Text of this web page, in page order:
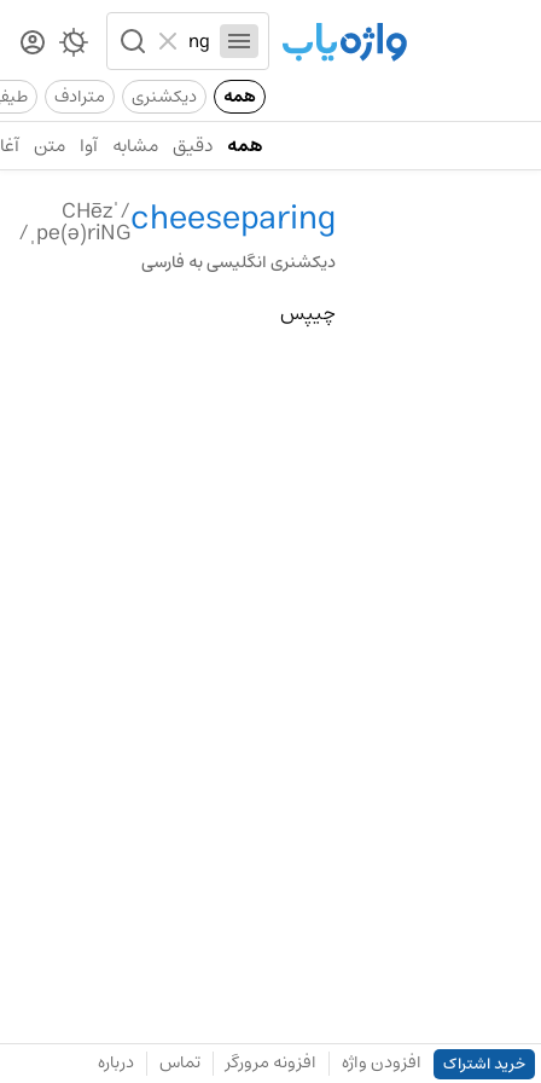
همه دیکشنری مترادف
همه دقیق مشابه آوا متن
cheeseparing
/ˈCHēz
ˌpe(ə)riNG/
دیکشنری انگلیسی به فارسی
چیپس
خرید اشتراک افزودن واژه افزونه مرورگر تماس درباره